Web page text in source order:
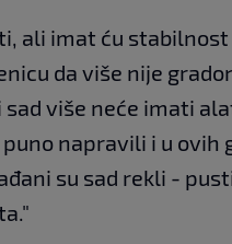
ali imat ću
da više nije
više neće imati
napravili i u ovih
su sad rekli -